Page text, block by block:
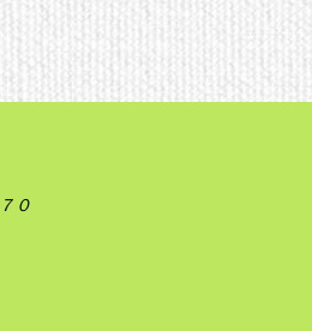
０